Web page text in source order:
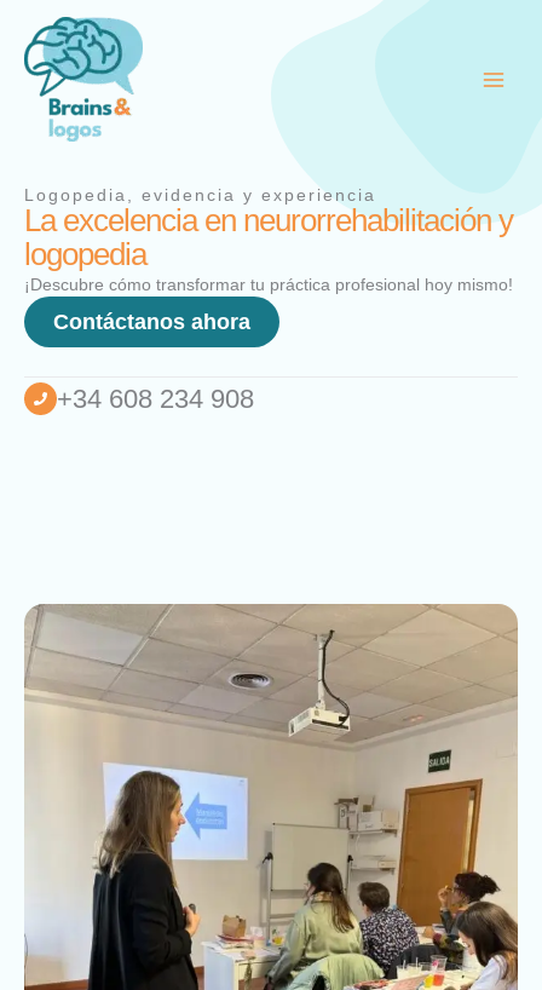
contenido
Logopedia, evidencia y experiencia
La excelencia en neurorrehabilitación y
logopedia
¡Descubre cómo transformar tu práctica profesional hoy mismo!
Contáctanos ahora
+34 608 234 908